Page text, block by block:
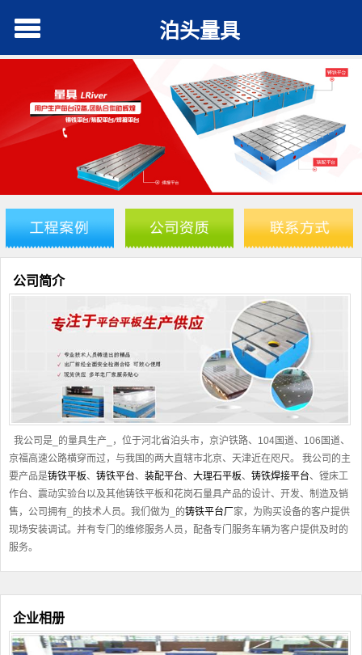
泊头量具
公司简介
我公司是_的量具生产_，位于河北省泊头市，京沪铁路、104国道、106国道、
京福高速公路横穿而过，与我国的两大直辖市北京、天津近在咫尺。 我公司的主
要产品是铸铁平板、 铸铁平台、 装配平台、 大理石平板、 铸铁焊接平台、镗床工
作台、震动实验台以及其他铸铁平板和花岗石量具产品的设计、开发、制造及销
售，公司拥有_的技术人员。我们做为_的铸铁平台厂家，为购买设备的客户提供
现场安装调试。并有专门的维修服务人员，配备专门服务车辆为客户提供及时的
服务。
企业相册